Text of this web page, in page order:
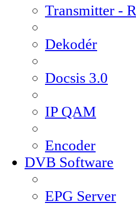
Transmitter -
Dekodér
Docsis 3.0
IP QAM
Encoder
DVB Software
EPG Server